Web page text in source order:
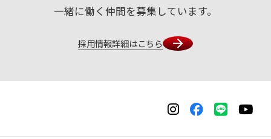
一緒に働く仲間を募集しています。
採用情報詳細はこちら